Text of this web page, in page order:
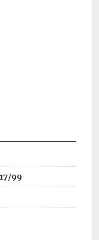
en améliorant
Elle est
la
électriques.
99